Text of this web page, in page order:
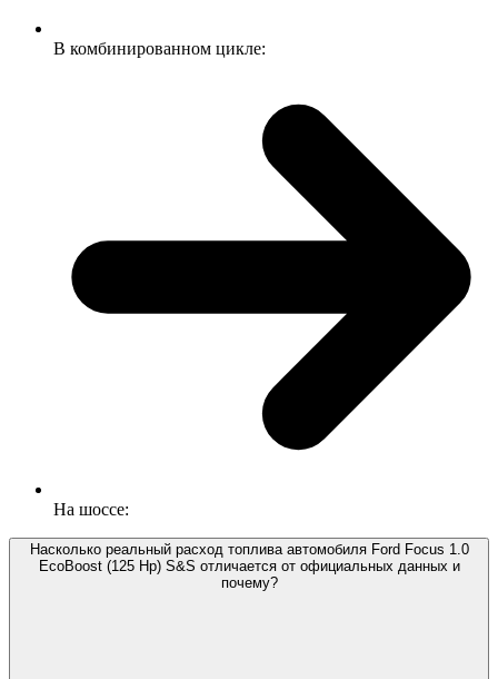
В комбинированном цикле:
На шоссе:
Насколько реальный расход топлива автомобиля Ford Focus 1.0
EcoBoost (125 Hp) S&S отличается от официальных данных и
почему?